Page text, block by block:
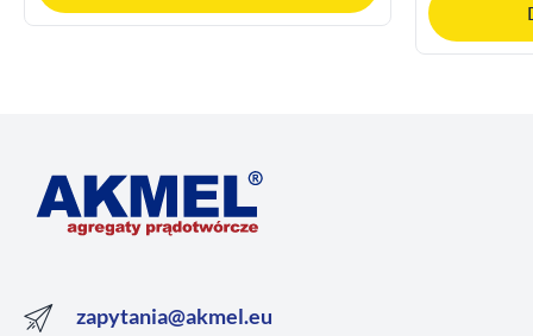
zapytania@akmel.eu